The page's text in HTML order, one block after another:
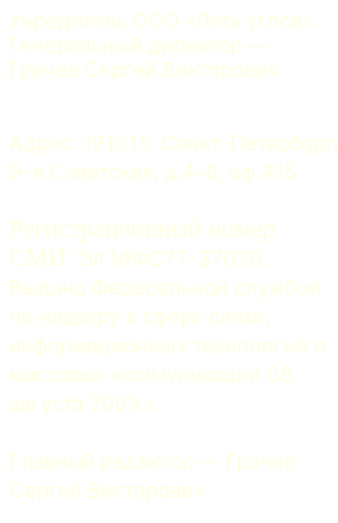
Учредитель ООО «Пять углов».
Генеральный директор —
Грачев Сергей Викторович
Адрес: 191015, Санкт-Петербург,
9-я Советская, д.4-6, оф.415
Регистрационный номер
СМИ: Эл №ФС77-37070.
Выдано Федеральной службой
по надзору в сфере связи,
информационных технологий и
массовых коммуникаций 06
августа 2009 г.
Главный редактор — Грачев
Сергей Викторович.